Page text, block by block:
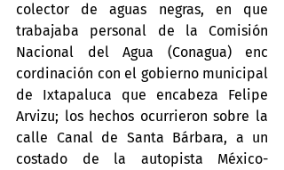
colector de aguas negras, en que
trabajaba personal de la Comisión
Nacional del Agua (Conagua) enc
cordinación con el gobierno municipal
de Ixtapaluca que encabeza Felipe
Arvizu; los hechos ocurrieron sobre la
calle Canal de Santa Bárbara, a un
costado de la autopista México-